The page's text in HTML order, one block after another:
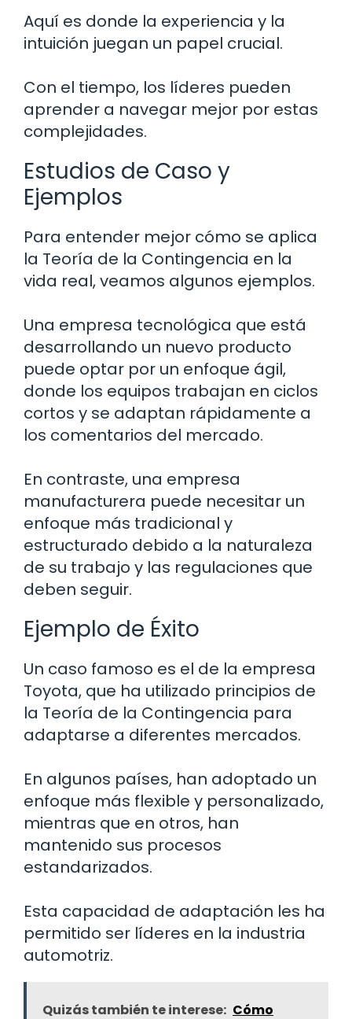
Aquí es donde la experiencia y la
intuición juegan un papel crucial.
Con el tiempo, los líderes pueden
aprender a navegar mejor por estas
complejidades.
Estudios de Caso y
Ejemplos
Para entender mejor cómo se aplica
la Teoría de la Contingencia en la
vida real, veamos algunos ejemplos.
Una empresa tecnológica que está
desarrollando un nuevo producto
puede optar por un enfoque ágil,
donde los equipos trabajan en ciclos
cortos y se adaptan rápidamente a
los comentarios del mercado.
En contraste, una empresa
manufacturera puede necesitar un
enfoque más tradicional y
estructurado debido a la naturaleza
de su trabajo y las regulaciones que
deben seguir.
Ejemplo de Éxito
Un caso famoso es el de la empresa
Toyota, que ha utilizado principios de
la Teoría de la Contingencia para
adaptarse a diferentes mercados.
En algunos países, han adoptado un
enfoque más flexible y personalizado,
mientras que en otros, han
mantenido sus procesos
estandarizados.
Esta capacidad de adaptación les ha
permitido ser líderes en la industria
automotriz.
Quizás también te interese: Cómo